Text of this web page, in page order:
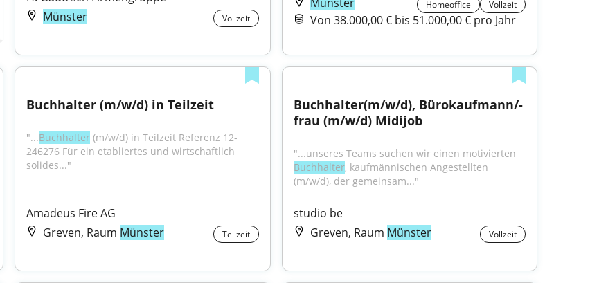
Münster
Vollzeit
Homeoffice Vollzeit
Von 38.000,00 € bis 51.000,00 € pro Jahr
Buchhalter (m/w/d) in Teilzeit
"...Buchhalter (m/w/d) in Teilzeit Referenz 12-
246276 Für ein etabliertes und wirtschaftlich
solides..."
Amadeus Fire AG
Greven, Raum Münster Teilzeit
Buchhalter(m/w/d), Bürokaufmann/-
frau (m/w/d) Midijob
Buchhalter, kaufmännischen Angestellten
(m/w/d), der gemeinsam..."
studio be
Greven, Raum Münster Vollzeit